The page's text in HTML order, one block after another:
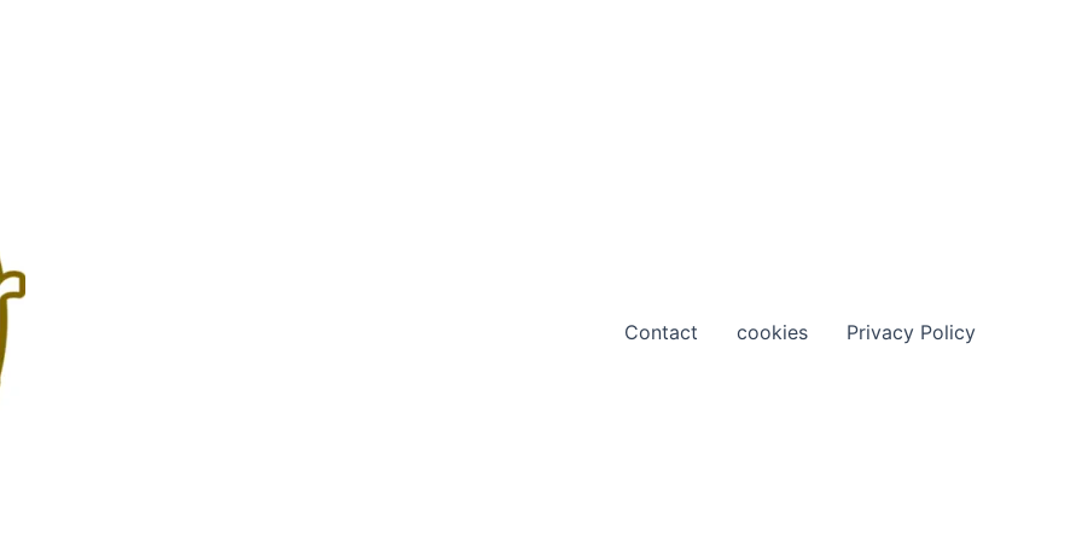
Contact cookies Privacy Policy